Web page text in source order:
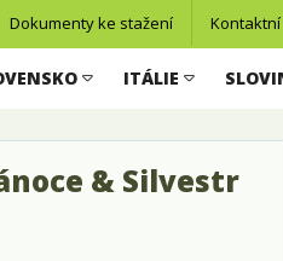
Dokumenty ke stažení
ITÁLIE
& Silvestr